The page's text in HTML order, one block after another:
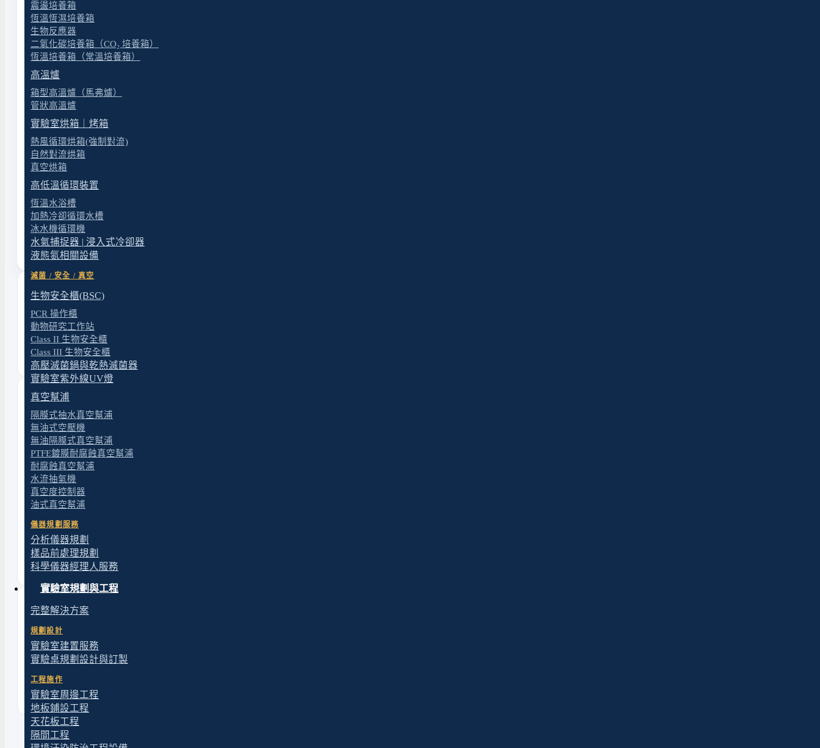
震盪培養箱
恆溫恆濕培養箱
生物反應器
二氧化碳培養箱（CO₂ 培養箱）
恆溫培養箱（常溫培養箱）
高溫爐
箱型高溫爐（馬弗爐）
管狀高溫爐
實驗室烘箱｜烤箱
熱風循環烘箱(強制對流)
自然對流烘箱
真空烘箱
高低溫循環裝置
恆溫水浴槽
加熱冷卻循環水槽
冰水機循環機
水氣捕捉器 | 浸入式冷卻器
液態氮相關設備
滅菌 / 安全 / 真空
生物安全櫃(BSC)
PCR 操作櫃
動物研究工作站
Class II 生物安全櫃
Class III 生物安全櫃
高壓滅菌鍋與乾熱滅菌器
實驗室紫外線UV燈
真空幫浦
隔膜式抽水真空幫浦
無油式空壓機
無油隔膜式真空幫浦
PTFE鍍膜耐腐蝕真空幫浦
耐腐蝕真空幫浦
水流抽氣機
真空度控制器
油式真空幫浦
儀器規劃服務
分析儀器規劃
樣品前處理規劃
科學儀器經理人服務
實驗室規劃與工程
完整解決方案
規劃設計
實驗室建置服務
實驗桌規劃設計與訂製
工程施作
實驗室周邊工程
地板鋪設工程
天花板工程
隔間工程
隔膜式抽水幫浦和真空幫浦有什麼不同？
Alligator 200 可以抽哪些液體？
選對儀器，交給專屬儀器經理人
與樣品前處理等領域。我們依實際應用需求與預算，協助跨品牌評估規格、比較機型，提供合適
的設備配置建議。
選購諮詢
不確定哪個型號或規格符合需求？提供應用目標與樣品性質，原拓
協助評估機型方向。
官方 LINE 諮詢
同類分類
隔膜式抽水真空幫浦
無油式空壓機
無油隔膜式真空幫浦
PTFE鍍膜耐腐蝕真空幫浦
耐腐蝕真空幫浦
水流抽氣機
真空度控制器
油式真空幫浦
從空間、水電氣、通風到設備配置，原拓提供實驗室規劃與建置的
一站式服務。